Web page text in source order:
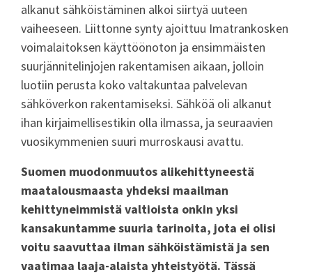
alkanut sähköistäminen alkoi siirtyä uuteen
vaiheeseen. Liittonne synty ajoittuu Imatrankosken
voimalaitoksen käyttöönoton ja ensimmäisten
suurjännitelinjojen rakentamisen aikaan, jolloin
luotiin perusta koko valtakuntaa palvelevan
sähköverkon rakentamiseksi. Sähköä oli alkanut
ihan kirjaimellisestikin olla ilmassa, ja seuraavien
vuosikymmenien suuri murroskausi avattu.
Suomen muodonmuutos alikehittyneestä
maatalousmaasta yhdeksi maailman
kehittyneimmistä valtioista onkin yksi
kansakuntamme suuria tarinoita, jota ei olisi
voitu saavuttaa ilman sähköistämistä ja sen
vaatimaa laaja-alaista yhteistyötä. Tässä